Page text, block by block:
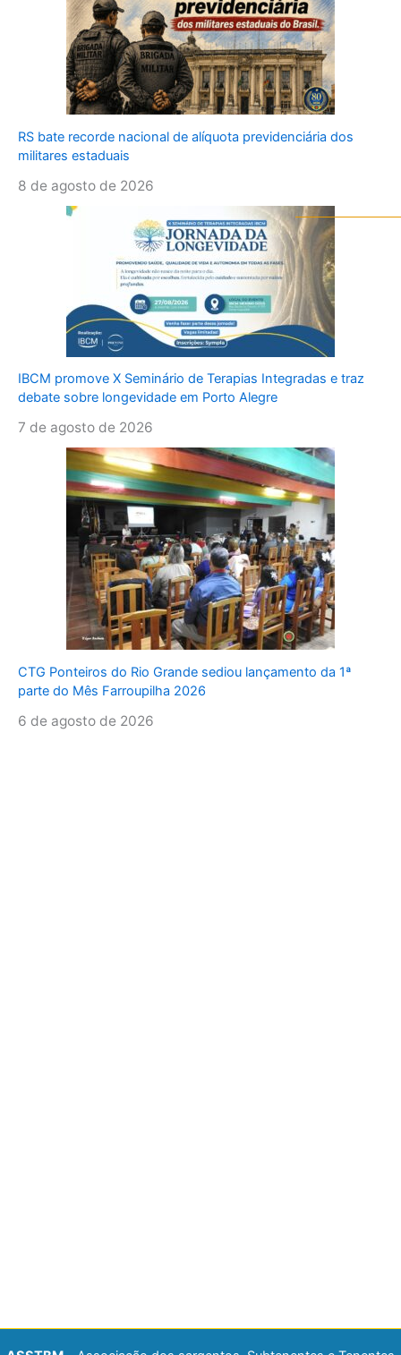
RS bate recorde nacional de alíquota previdenciária dos
militares estaduais
8 de agosto de 2026
IBCM promove X Seminário de Terapias Integradas e traz
debate sobre longevidade em Porto Alegre
7 de agosto de 2026
CTG Ponteiros do Rio Grande sediou lançamento da 1ª
parte do Mês Farroupilha 2026
6 de agosto de 2026